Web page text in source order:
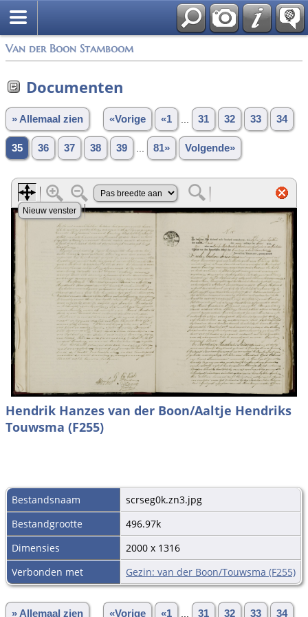
Van der Boon Stamboom
Documenten
» Allemaal zien «Vorige «1 31 32 33 34
35 36 37 38 39 81» Volgende»
Hendrik Hanzes van der Boon/Aaltje Hendriks
Touwsma (F255)
Bestandsnaam
scrseg0k.zn3.jpg
Bestandgrootte
496.97k
Dimensies
2000 x 1316
Verbonden met
Gezin: van der Boon/Touwsma (F255)
» Allemaal zien «Vorige «1 31 32 33 34